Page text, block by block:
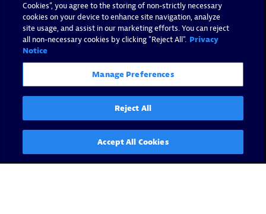
2025 Gartner® Peer Insights™
Voice of the Customer for
Observability Platforms
Cookies”, you agree to the storing of non-strictly necessary
cookies on your device to enhance site navigation, analyze
site usage, and assist in our marketing efforts. You can reject
all non-necessary cookies by clicking "Reject All". Privacy
Notice
Manage Preferences
Reject All
Accept All Cookies